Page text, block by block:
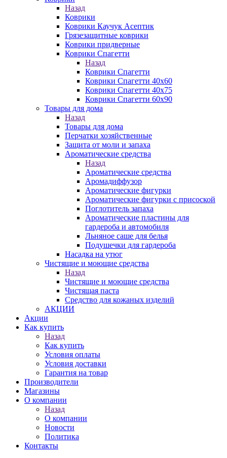
Назад
Коврики
Коврики Каучук Асептик
Грязезащитные коврики
Коврики придверные
Коврики Спагетти
Назад
Коврики Спагетти
Коврики Спагетти 40х60
Коврики Спагетти 40х75
Коврики Спагетти 60х90
Товары для дома
Назад
Товары для дома
Перчатки хозяйственные
Защита от моли и запаха
Ароматические средства
Назад
Ароматические средства
Аромадиффузор
Ароматические фигурки
Ароматические фигурки с присоской
Поглотитель запаха
Ароматические пластины для
гардероба и автомобиля
Льняное саше для белья
Подушечки для гардероба
Насадка на утюг
Чистящие и моющие средства
Назад
Чистящие и моющие средства
Чистящая паста
Средство для кожаных изделий
АКЦИИ
Акции
Как купить
Назад
Как купить
Условия оплаты
Условия доставки
Гарантия на товар
Производители
Магазины
О компании
Назад
О компании
Новости
Политика
Контакты